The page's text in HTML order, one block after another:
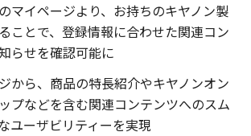
マイページより、お持ちのキヤノン製
ことで、登録情報に合わせた関連コン
らせを確認可能に
から、商品の特長紹介やキヤノンオン
プなどを含む関連コンテンツへのスム
ユーザビリティーを実現